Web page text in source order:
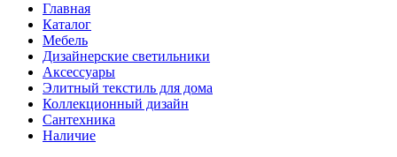
Главная
Каталог
Мебель
Дизайнерские светильники
Аксессуары
Элитный текстиль для дома
Коллекционный дизайн
Сантехника
Наличие